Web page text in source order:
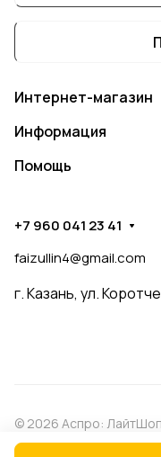
Интернет-магазин
Информация
Помощь
+7 960 041 23 41
faizullin4@gmail.com
г. Казань, ул.
© 2026 Аспро: ЛайтШоп